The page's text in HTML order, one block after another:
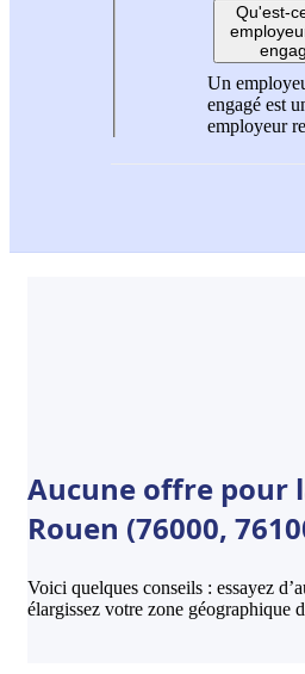
Qu'est-
Un
engagé est
employeur
Aucune offre pour
Rouen (76000,
Voici quelques conseils : essayez
élargissez votre zone géographique